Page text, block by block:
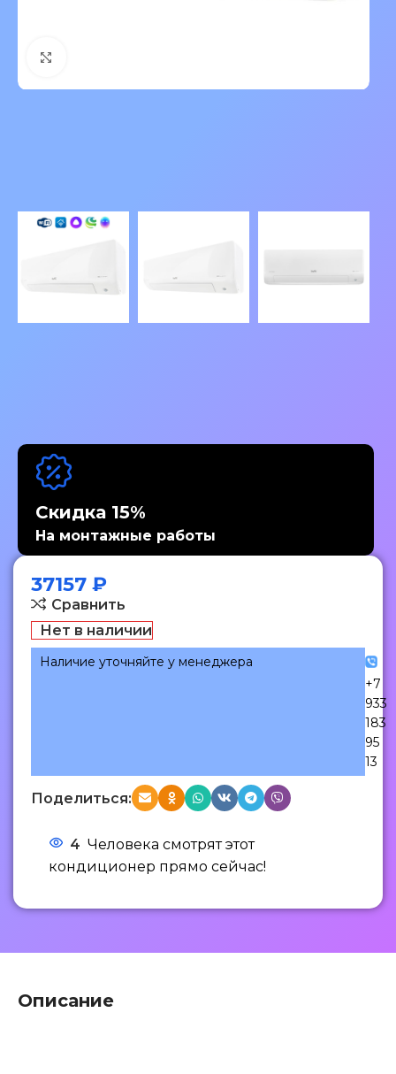
Скидка 15%
На монтажные работы
37157 ₽
Сравнить
Нет в наличии
Наличие уточняйте у менеджера
+7
933
183
95
13
Поделиться:
4 Человека смотрят этот
кондиционер прямо сейчас!
Описание